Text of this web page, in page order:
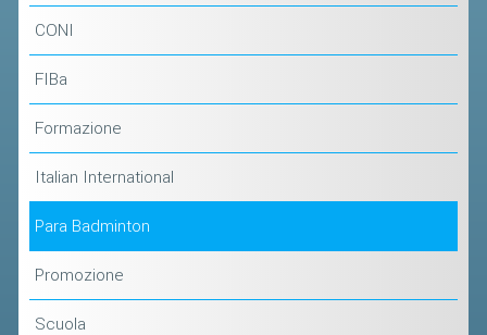
CONI
FIBa
Formazione
Italian International
Para Badminton
Promozione
Scuola